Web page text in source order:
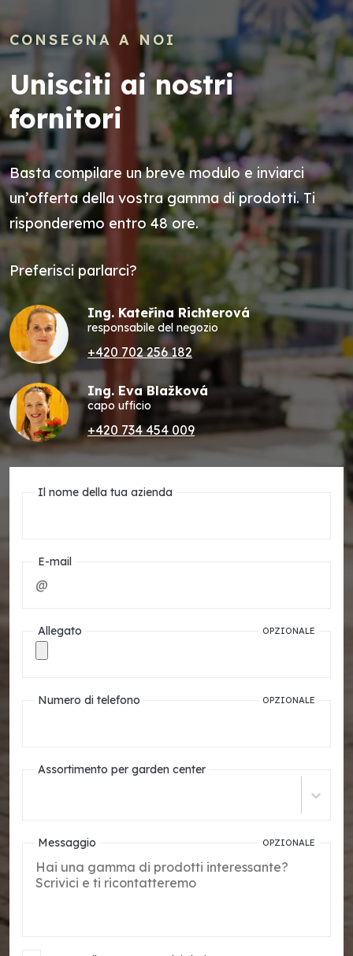
CONSEGNA A NOI
Unisciti ai nostri
fornitori
Basta compilare un breve modulo e inviarci
un’offerta della vostra gamma di prodotti. Ti
risponderemo entro 48 ore.
Preferisci parlarci?
Ing. Kateřina Richterová
responsabile del negozio
+420 702 256 182
Ing. Eva Blažková
capo ufficio
+420 734 454 009
Il nome della tua azienda
E-mail
Allegato OPZIONALE
Numero di telefono OPZIONALE
Assortimento per garden center
Messaggio OPZIONALE